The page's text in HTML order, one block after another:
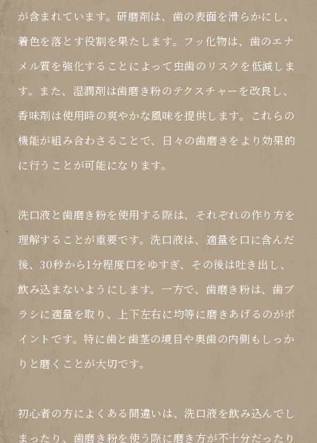
が含まれています。研磨剤は、歯の表面を滑らかにし、
着色を落とす役割を果たします。フッ化物は、歯のエナ
メル質を強化することによって虫歯のリスクを低減しま
す。また、湿潤剤は歯磨き粉のテクスチャーを改良し、
香味剤は使用時の爽やかな風味を提供します。これらの
機能が組み合わさることで、日々の歯磨きをより効果的
に行うことが可能になります。
洗口液と歯磨き粉を使用する際は、それぞれの作り方を
理解することが重要です。洗口液は、適量を口に含んだ
後、30秒から1分程度口をゆすぎ、その後は吐き出し、
飲み込まないようにします。一方で、歯磨き粉は、歯ブ
ラシに適量を取り、上下左右に均等に磨きあげるのがポ
イントです。特に歯と歯茎の境目や奥歯の内側もしっか
りと磨くことが大切です。
初心者の方によくある間違いは、洗口液を飲み込んでし
まったり、歯磨き粉を使う際に磨き方が不十分だったり